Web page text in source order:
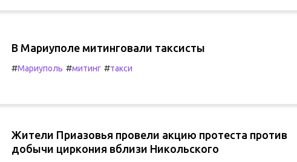
В Мариуполе митинговали таксисты
#Мариуполь #митинг #такси
Жители Приазовья провели акцию протеста против
добычи циркония вблизи Никольского